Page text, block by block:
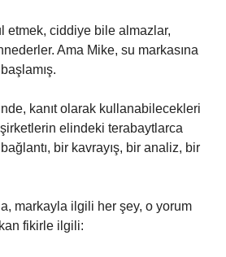
etmek, ciddiye bile almazlar,
Ama Mike, su markasına
kanıt olarak kullanabilecekleri
elindeki terabaytlarca
bir kavrayış, bir analiz, bir
markayla ilgili her şey, o yorum
fikirle ilgili: